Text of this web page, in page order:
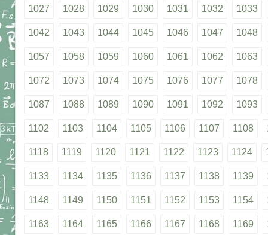
1027 1028 1029 1030 1031 1032 1033
1042 1043 1044 1045 1046 1047 1048
1057 1058 1059 1060 1061 1062 1063
1072 1073 1074 1075 1076 1077 1078
1087 1088 1089 1090 1091 1092 1093
1102 1103 1104 1105 1106 1107 1108
1118 1119 1120 1121 1122 1123 1124
1133 1134 1135 1136 1137 1138 1139
1148 1149 1150 1151 1152 1153 1154
1163 1164 1165 1166 1167 1168 1169